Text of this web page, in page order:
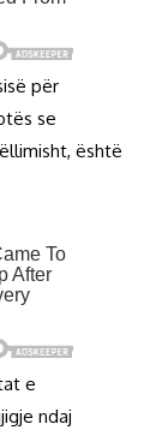
për
se
është
e
ndaj